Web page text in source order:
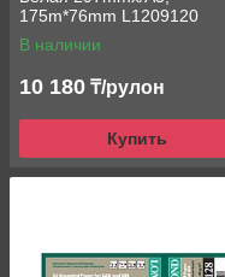
175m*76mm L1209120
Lomond Premium
универсальная печать
В наличии
10 180 ₸/рулон
Купить